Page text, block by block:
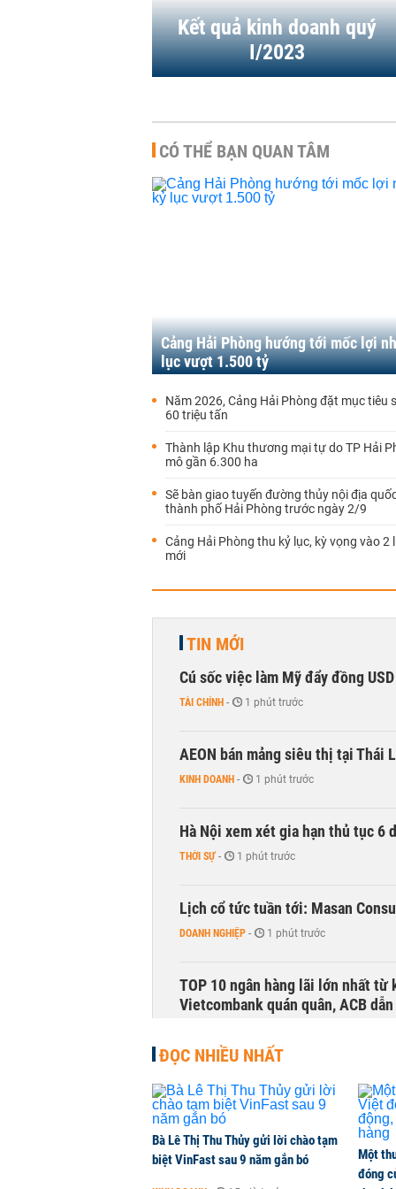
Kết quả kinh doanh quý
I/2023
07:11 | 15/06/2023
CÓ THỂ BẠN QUAN TÂM
Cảng Hải Phòng hướng tới mốc lợi
lục vượt 1.500 tỷ
Năm 2026, Cảng Hải Phòng đặt mục tiêu
60 triệu tấn
Thành lập Khu thương mại tự do TP Hải
mô gần 6.300 ha
Sẽ bàn giao tuyến đường thủy nội địa
thành phố Hải Phòng trước ngày 2/9
Cảng Hải Phòng thu kỷ lục, kỳ vọng vào 2
mới
TIN MỚI
Cú sốc việc làm Mỹ đẩy đồng
TÀI CHÍNH - 1 phút trước
AEON bán mảng siêu thị tại Thái
KINH DOANH - 1 phút trước
Hà Nội xem xét gia hạn thủ tục 6
THỜI SỰ - 1 phút trước
Lịch cổ tức tuần tới: Masan
DOANH NGHIỆP - 1 phút trước
TOP 10 ngân hàng lãi lớn nhất từ
Vietcombank quán quân, ACB
Vì sao bỗng dưng đứng tên doanh
KINH DOANH 1 phút trước
Thuế mới của Mỹ tạo thêm sức
ĐỌC NHIỀU NHẤT
Bà Lê Thị Thu Thủy gửi lời chào tạm
biệt VinFast sau 9 năm gắn bó
Một
đóng